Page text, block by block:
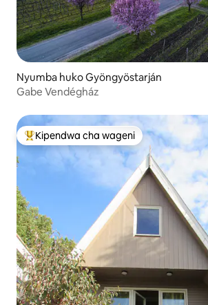
Nyumba huko Gyöngyöstarján
Gabe Vendégház
Kipendwa maarufu cha wageni
Kipendwa cha wageni